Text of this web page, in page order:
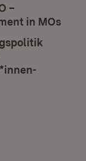
–
in MOs